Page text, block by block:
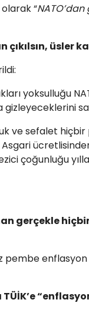
“
çıkılsın, üsler
yoksulluğu
ve sefalet
çoğunluğu
gerçekle
pembe